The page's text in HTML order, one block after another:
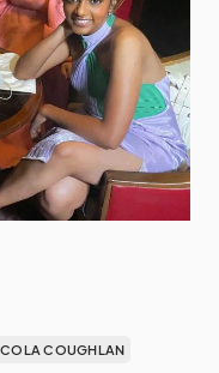
COUGHLAN